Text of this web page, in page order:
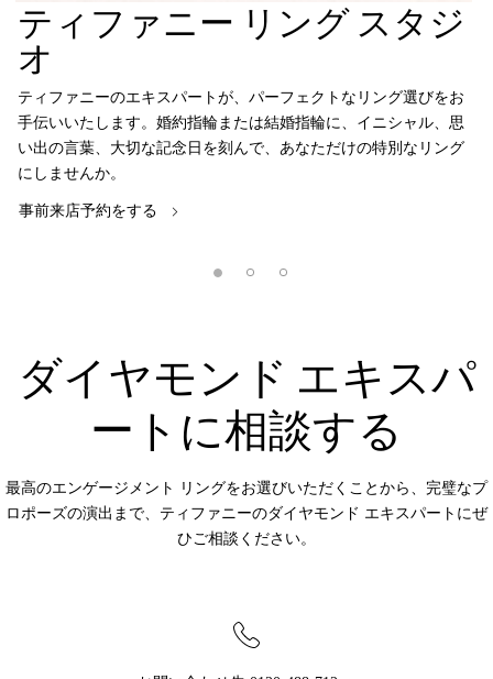
ティファニー リング スタジ
オ
ティファニーのエキスパートが、パーフェクトなリング選びをお
手伝いいたします。婚約指輪または結婚指輪に、イニシャル、思
い出の言葉、大切な記念日を刻んで、あなただけの特別なリング
にしませんか。
事前来店予約をする
ダイヤモンド エキスパ
ートに相談する
最高のエンゲージメント リングをお選びいただくことから、完璧なプ
ロポーズの演出まで、ティファニーのダイヤモンド エキスパートにぜ
ひご相談ください。